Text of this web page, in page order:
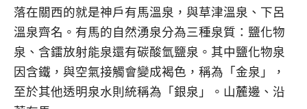
落在關西的就是神戶有馬溫泉，與草津溫泉、下呂
溫泉齊名。有馬的自然湧泉分為三種泉質：鹽化物
泉、含鐳放射能泉還有碳酸氫鹽泉。其中鹽化物泉
因含鐵，與空氣接觸會變成褐色，稱為「金泉」，
至於其他透明泉水則統稱為「銀泉」。山麓邊、沿